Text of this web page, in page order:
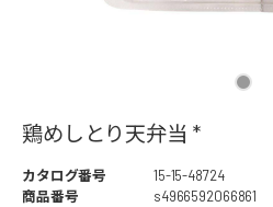
鶏めしとり天弁当 *
カタログ番号
15-15-48724
商品番号
s4966592066861